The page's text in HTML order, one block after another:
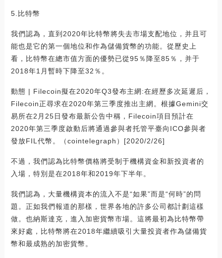
5.比特幣
我們認為，直到2020年比特幣將失去市場支配地位，并且可
能也是它的第一個地位和作為儲備貨幣的功能。從歷史上
看，比特幣在總市值方面的優勢已從95％降至85％，并于
2018年1月暫時下降至32％。
動態 | Filecoin擬在2020年Q3發布主網:在經歷多次延遲后，
Filecoin正尋求在2020年第三季度推出主網。根據Gemini交
易所在2月25日發布最新公告中稱，Filecoin項目預計在
2020年第三季度啟動后將通過參與者托管平臺向ICO參與者
發放FIL代幣。（cointelegraph）[2020/2/26]
不過，我們認為比特幣價格將受制于機構資金和新投資者的
入場，特別是在2018年和2019年下半年。
我們認為，大量機構資本的流入不是“如果”而是“何時”的問
題。正如我們報道的那樣，世界各地的許多公司都計劃這樣
做。也納斯達克，進入加密貨幣市場。這將最初為比特幣帶
來好處，比特幣將在2018年繼續吸引大量投資者作為儲備貨
幣和最成熟的加密貨幣。